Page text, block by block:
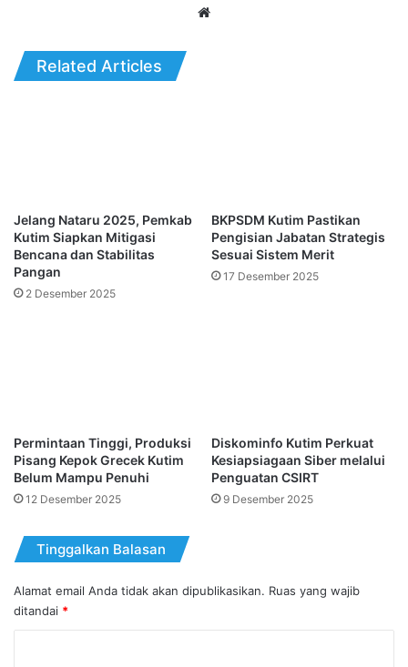
Related Articles
Jelang Nataru 2025, Pemkab
Kutim Siapkan Mitigasi
Bencana dan Stabilitas
Pangan
2 Desember 2025
BKPSDM Kutim Pastikan
Pengisian Jabatan Strategis
Sesuai Sistem Merit
17 Desember 2025
Permintaan Tinggi, Produksi
Pisang Kepok Grecek Kutim
Belum Mampu Penuhi
12 Desember 2025
Diskominfo Kutim Perkuat
Kesiapsiagaan Siber melalui
Penguatan CSIRT
9 Desember 2025
Tinggalkan Balasan
Alamat email Anda tidak akan dipublikasikan. Ruas yang wajib
ditandai *